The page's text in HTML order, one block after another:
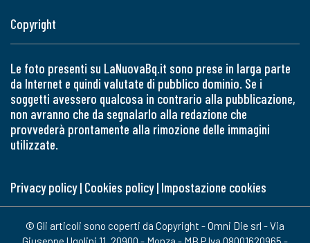
Copyright
Le foto presenti su LaNuovaBq.it sono prese in larga parte
da Internet e quindi valutate di pubblico dominio. Se i
soggetti avessero qualcosa in contrario alla pubblicazione,
non avranno che da segnalarlo alla redazione che
provvederà prontamente alla rimozione delle immagini
utilizzate.
Privacy policy| Cookies policy| Impostazione cookies
© Gli articoli sono coperti da Copyright - Omni Die srl - Via